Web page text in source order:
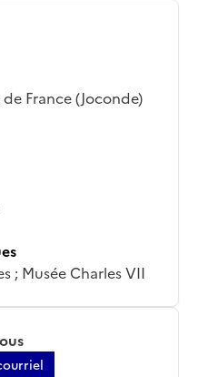
France (Joconde)
; Musée Charles VII